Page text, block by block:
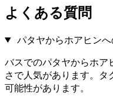
よくある質問
パタヤからホアヒン
バスでのパタヤからホア
さで人気があります。タ
可能性があります。